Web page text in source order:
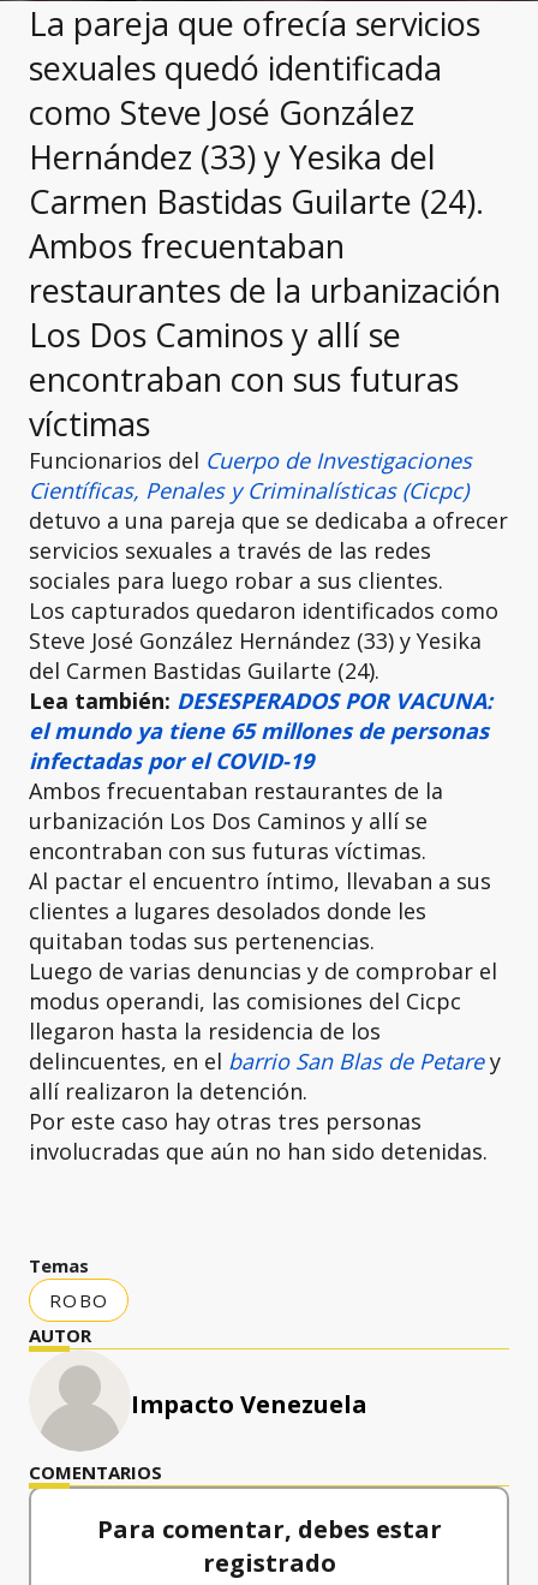
La pareja que ofrecía servicios
sexuales quedó identificada
como Steve José González
Hernández (33) y Yesika del
Carmen Bastidas Guilarte (24).
Ambos frecuentaban
restaurantes de la urbanización
Los Dos Caminos y allí se
encontraban con sus futuras
víctimas
Funcionarios del Cuerpo de Investigaciones
Científicas, Penales y Criminalísticas (Cicpc)
detuvo a una pareja que se dedicaba a ofrecer
servicios sexuales a través de las redes
sociales para luego robar a sus clientes.
Los capturados quedaron identificados como
Steve José González Hernández (33) y Yesika
del Carmen Bastidas Guilarte (24).
Lea también: DESESPERADOS POR VACUNA:
el mundo ya tiene 65 millones de personas
infectadas por el COVID-19
Ambos frecuentaban restaurantes de la
urbanización Los Dos Caminos y allí se
encontraban con sus futuras víctimas.
Al pactar el encuentro íntimo, llevaban a sus
clientes a lugares desolados donde les
quitaban todas sus pertenencias.
Luego de varias denuncias y de comprobar el
modus operandi, las comisiones del Cicpc
llegaron hasta la residencia de los
delincuentes, en el barrio San Blas de Petarey
allí realizaron la detención.
Por este caso hay otras tres personas
involucradas que aún no han sido detenidas.
Temas
ROBO
AUTOR
Impacto Venezuela
COMENTARIOS
Para comentar, debes estar
registrado